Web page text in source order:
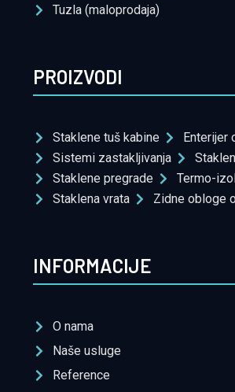
Tuzla (maloprodaja)
PROIZVODI
Staklene tuš kabine
Enterijer
Sistemi zastakljivanja
Staklene pregrade
Termo-
Staklena vrata
Zidne obloge
INFORMACIJE
O nama
Naše usluge
Reference